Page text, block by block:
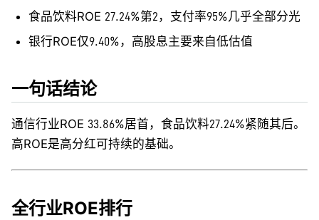
食品饮料ROE 27.24%第2，支付率95%几乎全部分光
银行ROE仅9.40%，高股息主要来自低估值
一句话结论
通信行业ROE 33.86%居首，食品饮料27.24%紧随其后。
高ROE是高分红可持续的基础。
全行业ROE排行